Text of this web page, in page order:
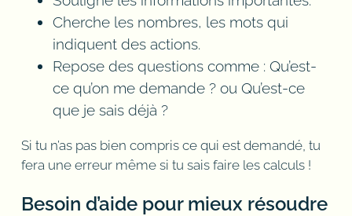
Cherche les nombres, les mots qui
indiquent des actions.
Repose des questions comme : Qu’est-
ce qu’on me demande ? ou Qu’est-ce
que je sais déjà ?
Si tu n’as pas bien compris ce qui est demandé, tu
fera une erreur même si tu sais faire les calculs !
Besoin d’aide pour mieux résoudre